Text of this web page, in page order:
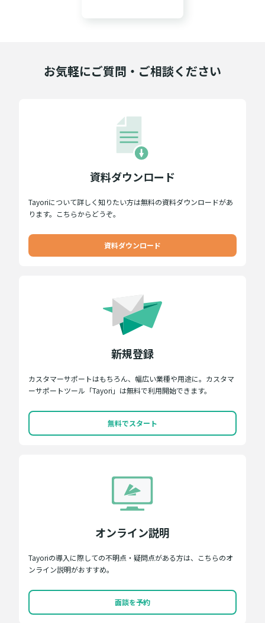
お気軽にご質問・ご相談ください
資料ダウンロード
Tayoriについて詳しく知りたい方は無料の資料ダウンロードがあ
ります。こちらからどうぞ。
資料ダウンロード
新規登録
カスタマーサポートはもちろん、幅広い業種や用途に。カスタマ
ーサポートツール「Tayori」は無料で利用開始できます。
無料でスタート
オンライン説明
Tayoriの導入に際しての不明点・疑問点がある方は、こちらのオ
ンライン説明がおすすめ。
面談を予約